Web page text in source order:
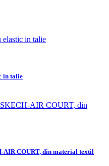
in talie
AIR COURT, din material textil